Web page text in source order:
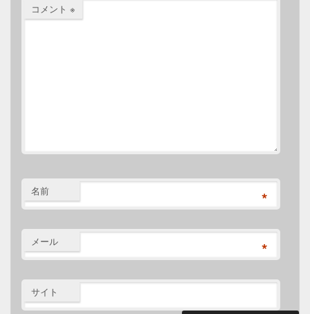
コメント ※
名前 *
メール *
サイト